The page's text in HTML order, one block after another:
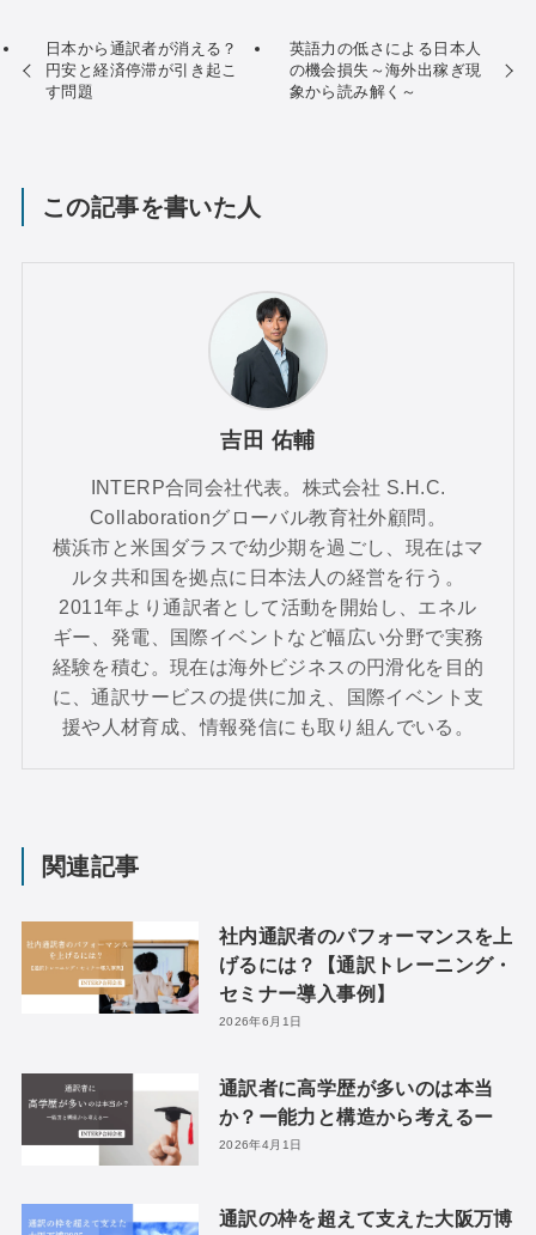
日本から通訳者が消える？
円安と経済停滞が引き起こ
す問題
英語力の低さによる日本人
の機会損失～海外出稼ぎ現
象から読み解く～
この記事を書いた人
吉田 佑輔
INTERP合同会社代表。株式会社 S.H.C.
Collaborationグローバル教育社外顧問。
横浜市と米国ダラスで幼少期を過ごし、現在はマ
ルタ共和国を拠点に日本法人の経営を行う。
2011年より通訳者として活動を開始し、エネル
ギー、発電、国際イベントなど幅広い分野で実務
経験を積む。現在は海外ビジネスの円滑化を目的
に、通訳サービスの提供に加え、国際イベント支
援や人材育成、情報発信にも取り組んでいる。
関連記事
社内通訳者のパフォーマンスを上
げるには？【通訳トレーニング・
セミナー導入事例】
2026年6月1日
通訳者に高学歴が多いのは本当
か？ー能力と構造から考えるー
2026年4月1日
通訳の枠を超えて支えた大阪万博